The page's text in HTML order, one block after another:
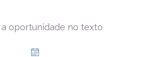
oportunidade no texto